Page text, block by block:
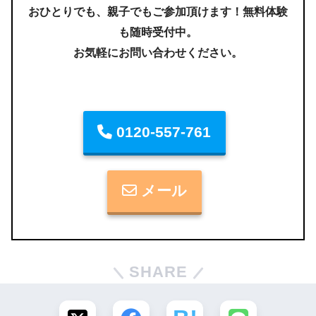
おひとりでも、親子でもご参加頂けます！無料体験
も随時受付中。
お気軽にお問い合わせください。
0120-557-761
メール
SHARE